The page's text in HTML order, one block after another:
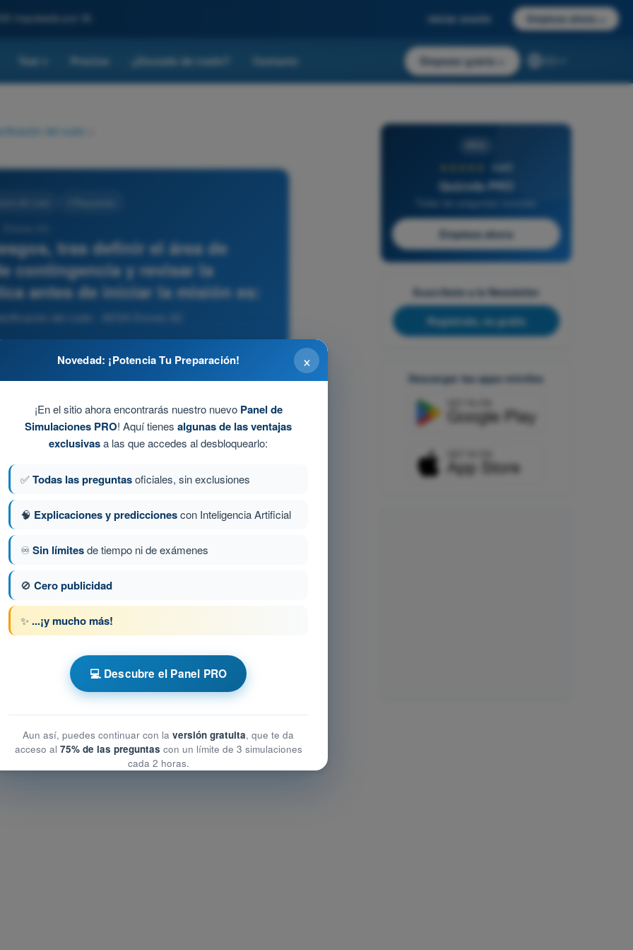
impulsada por IA. Iniciar sesión Empieza ahora
Test Precios ¿Escuela de vuelo? Contacto Empezar gratis
del vuelo
tras definir el área de
contingencia y revisar la
antes de iniciar la misión es:
del vuelo - AESA Drones A2
Pre-vuelo (Checklist) para asegurar que ningún
se haya pasado por alto
193 de 255
Drones A2
4,6/5
Quizvds PRO
Empieza ahora
Suscríbete a la Newsletter
Regístrate, es gratis
Descargar las apps móviles
×
Novedad: ¡Potencia Tu Preparación!
¡En el sitio ahora encontrarás nuestro nuevo Panel de
Simulaciones PRO! Aquí tienes algunas de las ventajas
exclusivasa las que accedes al desbloquearlo:
✅Todas las preguntasoficiales, sin exclusiones
🧠 Explicaciones y prediccionescon Inteligencia Artificial
♾️Sin límitesde tiempo ni de exámenes
🚫 Cero publicidad
✨ ...¡y mucho más!
💻 Descubre el Panel PRO
Aun así, puedes continuar con la versión gratuita, que te da
acceso al 75% de las preguntas con un límite de 3 simulaciones
cada 2 horas.